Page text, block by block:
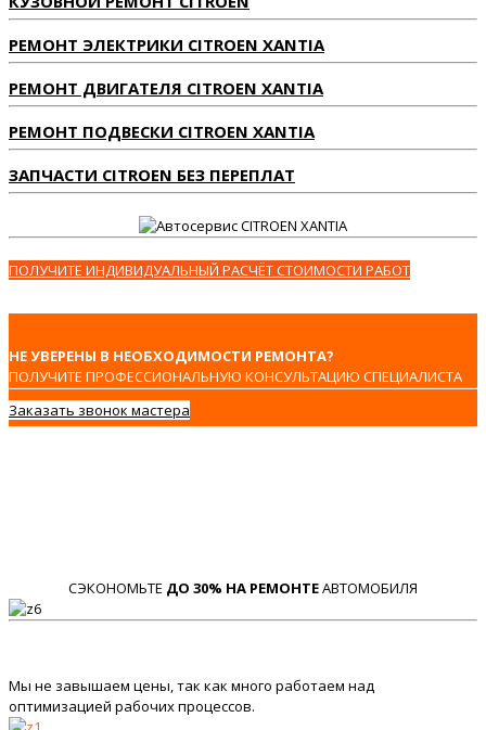
РЕМОНТ ЭЛЕКТРИКИ CITROEN XANTIA
РЕМОНТ ДВИГАТЕЛЯ CITROEN XANTIA
РЕМОНТ ПОДВЕСКИ CITROEN XANTIA
ЗАПЧАСТИ CITROEN БЕЗ ПЕРЕПЛАТ
ПОЛУЧИТЕ ИНДИВИДУАЛЬНЫЙ РАСЧЁТ СТОИМОСТИ РАБОТ
НЕ УВЕРЕНЫ В НЕОБХОДИМОСТИ РЕМОНТА?
ПОЛУЧИТЕ ПРОФЕССИОНАЛЬНУЮ КОНСУЛЬТАЦИЮ СПЕЦИАЛИСТА
Заказать звонок мастера
СЭКОНОМЬТЕ ДО 30% НА РЕМОНТЕАВТОМОБИЛЯ
Мы не завышаем цены, так как много работаем над
оптимизацией рабочих процессов.